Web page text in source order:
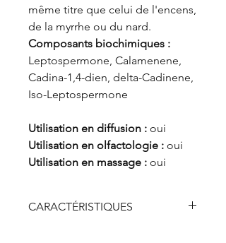
même titre que celui de l'encens,
de la myrrhe ou du nard.
Composants biochimiques :
Leptospermone, Calamenene,
Cadina-1,4-dien, delta-Cadinene,
Iso-Leptospermone
Utilisation en diffusion : oui
Utilisation en olfactologie : oui
Utilisation en massage : oui
CARACTÉRISTIQUES